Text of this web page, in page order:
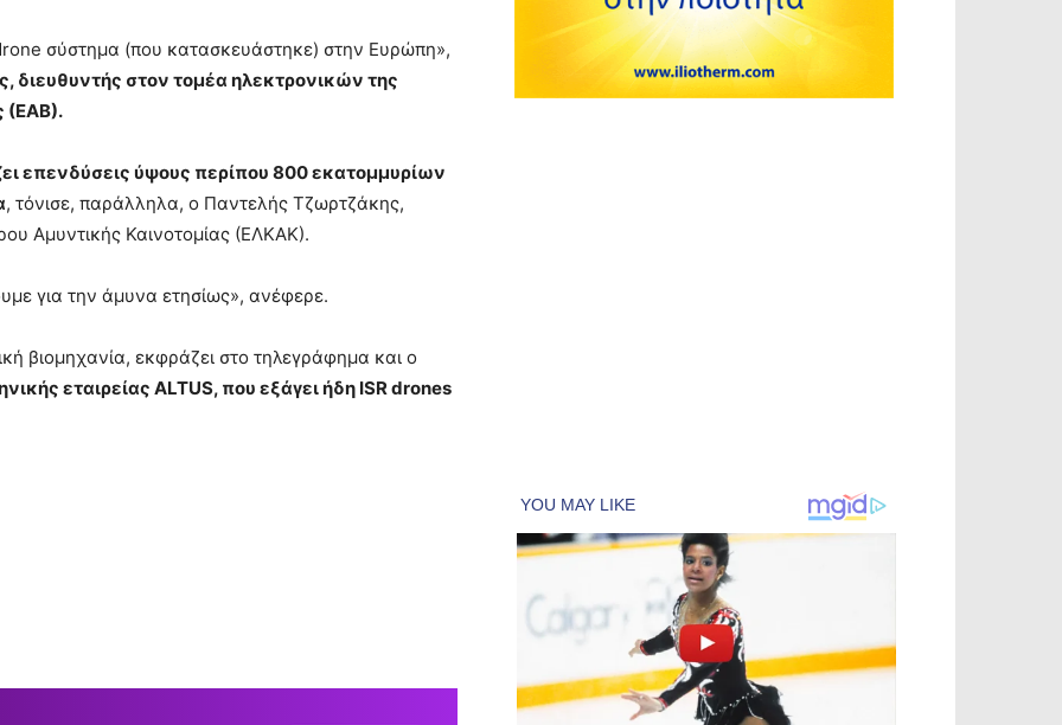
σύστημα (που κατασκευάστηκε) στην Ευρώπη»,
διευθυντής στον τομέα ηλεκτρονικών της
(ΕΑΒ).
επενδύσεις ύψους περίπου 800 εκατομμυρίων
, τόνισε, παράλληλα, ο Παντελής Τζωρτζάκης,
Αμυντικής Καινοτομίας (ΕΛΚΑΚ).
για την άμυνα ετησίως», ανέφερε.
βιομηχανία, εκφράζει στο τηλεγράφημα και ο
εταιρείας ALTUS, που εξάγει ήδη ISR drones